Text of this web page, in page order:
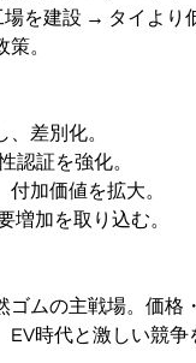
を建設 → タイより
。
差別化。
認証を強化。
加価値を拡大。
増加を取り込む。
ゴムの主戦場。価
時代と激しい競争